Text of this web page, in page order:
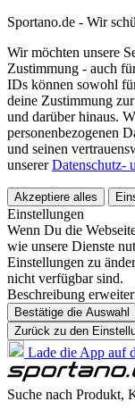
Sportano.de - Wir
Wir möchten unsere
Zustimmung - auch
IDs können sowohl
deine Zustimmung
und darüber hinaus.
personenbezogenen
und seinen
unsererDatenschutz-
Akzeptiere alles
Einstellungen
Wenn Du die
wie unsere Dienste
Einstellungen zu
nicht verfügbar sind.
Beschreibung
Bestätige die Auswahl
Zurück zu den
Lade die App auf
Suche nach Produkt,